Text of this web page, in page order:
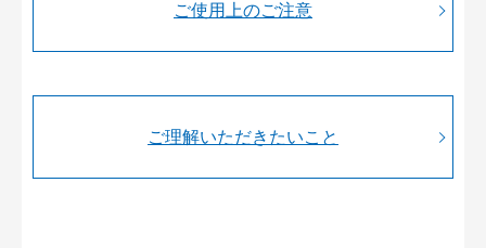
ご使用上のご注意
ご理解いただきたいこと